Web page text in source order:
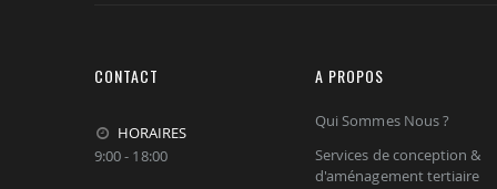
CONTACT
HORAIRES
9:00 - 18:00
A PROPOS
Qui Sommes Nous ?
Services de conception &
d'aménagement tertiaire